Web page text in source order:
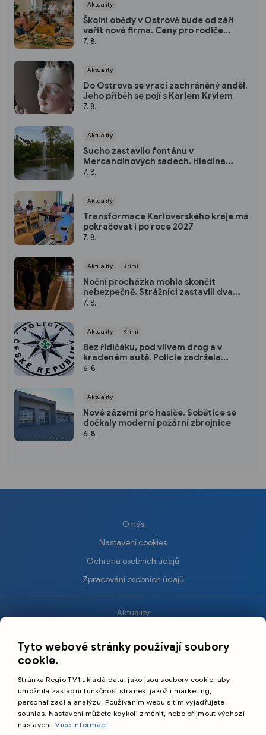
Aktuality
Školní obědy v Ostrově bude od září
vařit nová firma. Ceny pro rodiče
zůstávají stejné
7. 8.
Aktuality
Do Ostrova se vrací zachráněný anděl.
Jeho příběh se pojí s Karlem Krylem
7. 8.
Aktuality
Sucho zastavilo fontánu v
Mercandinových sadech. Hladina
rybníka výrazně klesla
7. 8.
Aktuality
Transformace Karlovarského kraje má
pokračovat i po roce 2027
7. 8.
Aktuality Krimi
Noční procházka mohla skončit
nebezpečně. Strážníci zastavili dva
mladíky mířící do Bohatic
7. 8.
Aktuality Krimi
Bez řidičáku, pod vlivem drog a v
kradeném autě. Policie zadržela
třicetiletého muže
6. 8.
Aktuality
Nové zázemí pro hasiče. Sobětice se
dočkaly moderní požární zbrojnice
6. 8.
O nás
Nastavení cookies
Ochrana osobních údajů
Zpracování osobních údajů
Aktuality
Sport
Cestování
©️
Primetime Media s.r.o.
Tyto webové stránky používají soubory
cookie.
Stránka Regio TV1 ukládá data, jako jsou soubory cookie, aby
umožnila základní funkčnost stránek, jakož i marketing,
personalizaci a analýzu. Používáním webu s tím vyjadřujete
souhlas. Nastavení můžete kdykoli změnit, nebo přijmout výchozí
nastavení.Více informací